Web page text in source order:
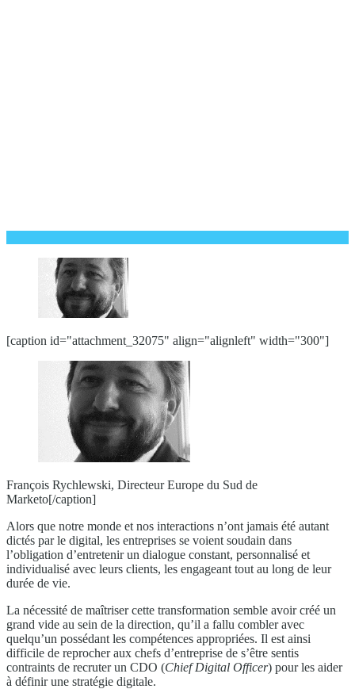
[caption id="attachment_32075" align="alignleft" width="300"]
François Rychlewski, Directeur Europe du Sud de
Marketo[/caption]
Alors que notre monde et nos interactions n’ont jamais été autant
dictés par le digital, les entreprises se voient soudain dans
l’obligation d’entretenir un dialogue constant, personnalisé et
individualisé avec leurs clients, les engageant tout au long de leur
durée de vie.
La nécessité de maîtriser cette transformation semble avoir créé un
grand vide au sein de la direction, qu’il a fallu combler avec
quelqu’un possédant les compétences appropriées. Il est ainsi
difficile de reprocher aux chefs d’entreprise de s’être sentis
contraints de recruter un CDO (Chief Digital Officer) pour les aider
à définir une stratégie digitale.